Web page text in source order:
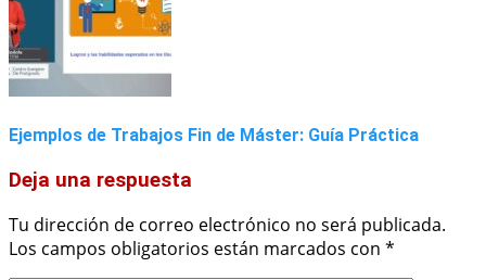
Ejemplos de Trabajos Fin de Máster: Guía Práctica
Deja una respuesta
Tu dirección de correo electrónico no será publicada.
Los campos obligatorios están marcados con *